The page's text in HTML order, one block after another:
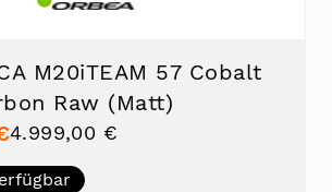
M20iTEAM 57 Cobalt
Raw (Matt)
4.999,00 €